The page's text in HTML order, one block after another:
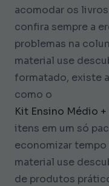
acomodar os
confira sempre a
problemas na
material use
formatado, existe
como o
Kit Ensino Médio
itens em um só
economizar
material use
de produtos